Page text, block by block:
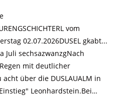
vom
02.07.2026DUSEL gkabt...
Juli sechsazwanzgNach
mit deutlicher
über die DUSLAUALM in
Leonhardstein.Bei…